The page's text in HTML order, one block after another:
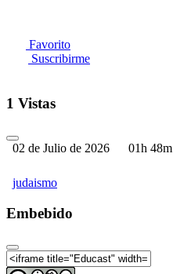
Favorito
Suscribirme
1 Vistas
02 de Julio de 2026 01h 48m
judaismo
Embebido